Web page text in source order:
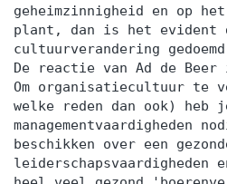
geheimzinnigheid en op
plant, dan is het evident
cultuurverandering
De reactie van Ad de
Om organisatiecultuur te
welke reden dan ook) heb
managementvaardigheden
beschikken over een
leiderschapsvaardigheden